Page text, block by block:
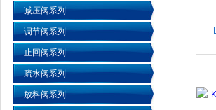
减压阀系列
调节阀系列
止回阀系列
疏水阀系列
放料阀系列